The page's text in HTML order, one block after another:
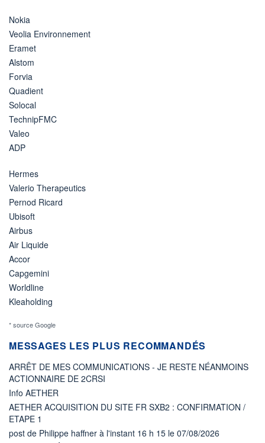
Nokia
Veolia Environnement
Eramet
Alstom
Forvia
Quadient
Solocal
TechnipFMC
Valeo
ADP
Hermes
Valerio Therapeutics
Pernod Ricard
Ubisoft
Airbus
Air Liquide
Accor
Capgemini
Worldline
Kleaholding
* source Google
MESSAGES LES PLUS RECOMMANDÉS
ARRÊT DE MES COMMUNICATIONS - JE RESTE NÉANMOINS
ACTIONNAIRE DE 2CRSI
Info AETHER
AETHER ACQUISITION DU SITE FR SXB2 : CONFIRMATION /
ETAPE 1
post de Philippe haffner à l'instant 16 h 15 le 07/08/2026